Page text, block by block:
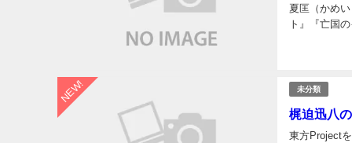
夏匡（かめ
ト』『亡国
NEW! 未分類
梶迫迅八
東方Project